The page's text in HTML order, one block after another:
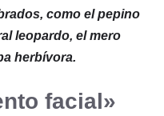
como el pepino
leopardo, el mero
herbívora.
facial»